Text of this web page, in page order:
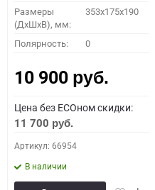
Размеры
(ДхШхВ), мм:
353x175x190
Полярность: 0
10 900 руб.
Цена без ECOном скидки:
11 700 руб.
Артикул: 66954
В наличии